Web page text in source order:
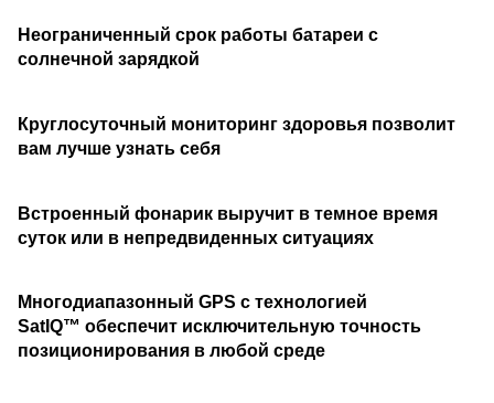
Неограниченный срок работы батареи с
солнечной зарядкой
Круглосуточный мониторинг здоровья позволит
вам лучше узнать себя
Встроенный фонарик выручит в темное время
суток или в непредвиденных ситуациях
Многодиапазонный GPS с технологией
SatIQ™ обеспечит исключительную точность
позиционирования в любой среде